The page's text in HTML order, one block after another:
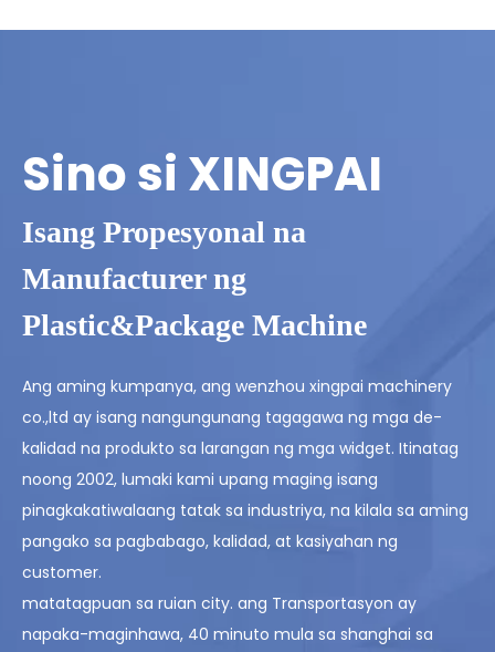
Sino si XINGPAI
Isang Propesyonal na
Manufacturer ng
Plastic&Package Machine
Ang aming kumpanya, ang wenzhou xingpai machinery
co.,ltd ay isang nangungunang tagagawa ng mga de-
kalidad na produkto sa larangan ng mga widget. Itinatag
noong 2002, lumaki kami upang maging isang
pinagkakatiwalaang tatak sa industriya, na kilala sa aming
pangako sa pagbabago, kalidad, at kasiyahan ng
customer.
matatagpuan sa ruian city. ang Transportasyon ay
napaka-maginhawa, 40 minuto mula sa shanghai sa